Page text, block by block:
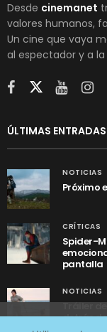
Desde cinemanet
valores humanos,
Un cine que vaya
al espectador y a
ÚLTIMAS ENTRADAS
NOTICIAS
Próximo
CRÍTICAS
Spider-
pantalla
NOTICIAS
Tráiler
detrás